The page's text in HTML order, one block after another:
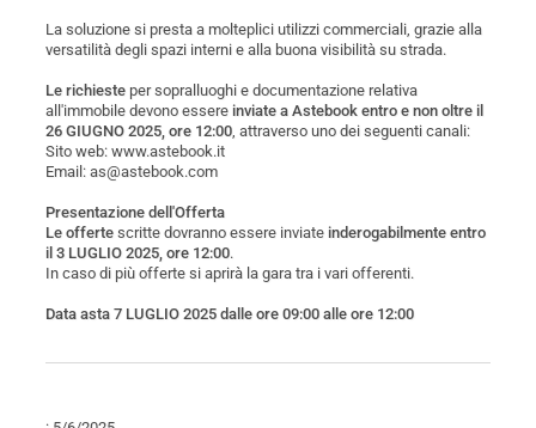
La soluzione si presta a molteplici utilizzi commerciali, grazie alla
versatilità degli spazi interni e alla buona visibilità su strada.
Le richieste per sopralluoghi e documentazione relativa
all'immobile devono essere inviate a Astebook entro e non oltre il
26 GIUGNO 2025, ore 12:00, attraverso uno dei seguenti canali:
Sito web: www.astebook.it
Email: as@astebook.com
Presentazione dell'Offerta
Le offerte scritte dovranno essere inviate inderogabilmente entro
il 3 LUGLIO 2025, ore 12:00.
In caso di più offerte si aprirà la gara tra i vari offerenti.
Data asta 7 LUGLIO 2025 dalle ore 09:00 alle ore 12:00